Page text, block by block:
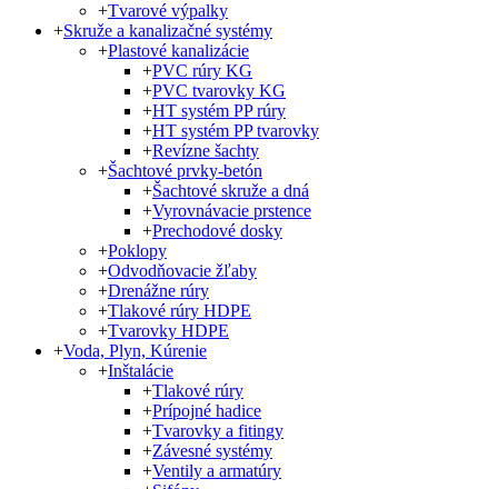
+Tvarové výpalky
+Skruže a kanalizačné systémy
+Plastové kanalizácie
+PVC rúry KG
+PVC tvarovky KG
+HT systém PP rúry
+HT systém PP tvarovky
+Revízne šachty
+Šachtové prvky-betón
+Šachtové skruže a dná
+Vyrovnávacie prstence
+Prechodové dosky
+Poklopy
+Odvodňovacie žľaby
+Drenážne rúry
+Tlakové rúry HDPE
+Tvarovky HDPE
+Voda, Plyn, Kúrenie
+Inštalácie
+Tlakové rúry
+Prípojné hadice
+Tvarovky a fitingy
+Závesné systémy
+Ventily a armatúry